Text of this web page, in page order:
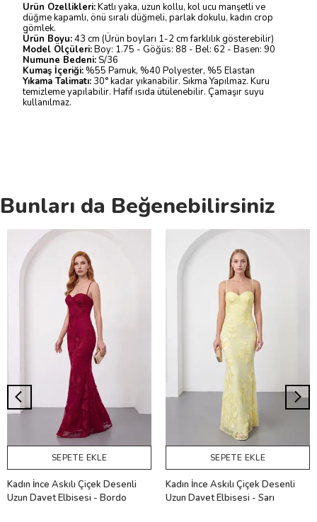
Ürün Özellikleri:Katlı yaka, uzun kollu, kol ucu manşetli ve
düğme kapamlı, önü sıralı düğmeli, parlak dokulu, kadın crop
gömlek.
Ürün Boyu:43 cm (Ürün boyları 1-2 cm farklılık gösterebilir)
Model Ölçüleri:Boy: 1.75 - Göğüs: 88 - Bel: 62 - Basen: 90
Numune Bedeni: S/36
Kumaş İçeriği: %55 Pamuk, %40 Polyester, %5 Elastan
Yıkama Talimatı:30° kadar yıkanabilir. Sıkma Yapılmaz. Kuru
temizleme yapılabilir. Hafif ısıda ütülenebilir. Çamaşır suyu
kullanılmaz.
Bunları da Beğenebilirsiniz
SEPETE EKLE
Kadın İnce Askılı Çiçek Desenli
Uzun Davet Elbisesi - Bordo
SEPETE EKLE
Kadın İnce Askılı Çiçek Desenli
Uzun Davet Elbisesi - Sarı